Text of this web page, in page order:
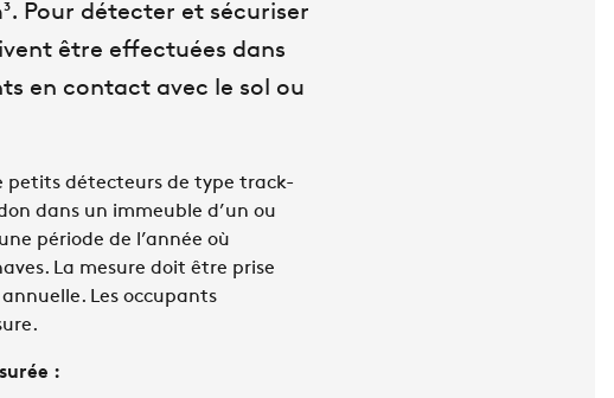
Pour détecter et sécuriser
être effectuées dans
en contact avec le sol ou
petits détecteurs de type track-
dans un immeuble d’un ou
période de l’année où
La mesure doit être prise
Les occupants
: